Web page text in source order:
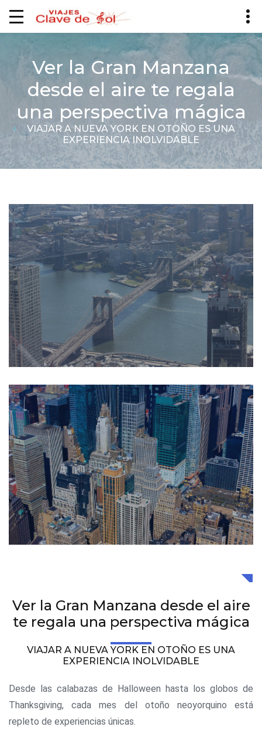
Ver la Gran Manzana
desde el aire te regala
una perspectiva mágica
VIAJAR A NUEVA YORK EN OTOÑO ES UNA
EXPERIENCIA INOLVIDABLE
Ver la Gran Manzana desde el aire
te regala una perspectiva mágica
VIAJAR A NUEVA YORK EN OTOÑO ES UNA
EXPERIENCIA INOLVIDABLE
Desde las calabazas de Halloween hasta los globos de
Thanksgiving, cada mes del otoño neoyorquino está
repleto de experiencias únicas.